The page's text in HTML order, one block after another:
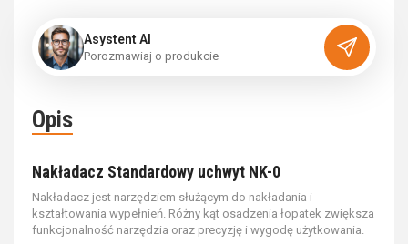
Asystent AI
Porozmawiaj o produ kcie
Opis
Nakładacz Standardowy uchwyt NK-0
Nakładacz jest narzędziem służącym do nakładania i
kształtowania wypełnień. Różny kąt osadzenia łopatek zwiększa
funkcjonalność narzędzia oraz precyzję i wygodę użytkowania.